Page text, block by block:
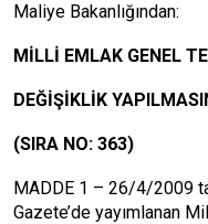
Maliye Bakanlığından:
MİLLİ EMLAK GENEL
DEĞİŞİKLİK
(SIRA NO: 363)
MADDE 1 – 26/4/2009
Gazete’de yayımlanan